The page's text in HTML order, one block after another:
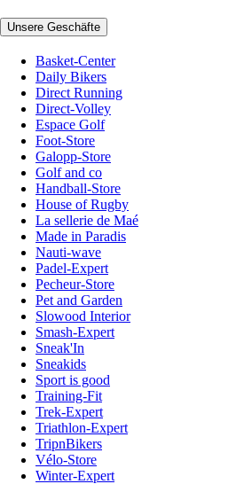
Unsere Geschäfte
Basket-Center
Daily Bikers
Direct Running
Direct-Volley
Espace Golf
Foot-Store
Galopp-Store
Golf and co
Handball-Store
House of Rugby
La sellerie de Maé
Made in Paradis
Nauti-wave
Padel-Expert
Pecheur-Store
Pet and Garden
Slowood Interior
Smash-Expert
Sneak'In
Sneakids
Sport is good
Training-Fit
Trek-Expert
Triathlon-Expert
TripnBikers
Vélo-Store
Winter-Expert